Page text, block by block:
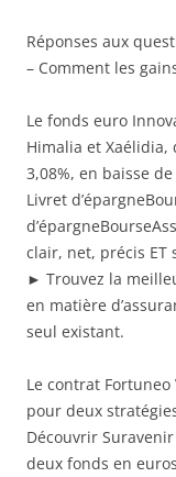
Réponses aux
– Comment les
Le fonds euro
Himalia et Xaélidia,
3,08%, en baisse
Livret
clair, net, précis ET
► Trouvez la
en matière
seul existant.
Le contrat
pour deux
Découvrir
deux fonds en